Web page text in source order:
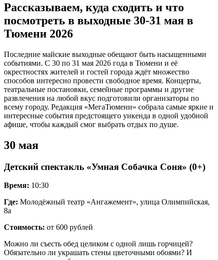
Рассказываем, куда сходить и что
посмотреть в выходные 30-31 мая в
Тюмени 2026
Последние майские выходные обещают быть насыщенными
событиями. С 30 по 31 мая 2026 года в Тюмени и её
окрестностях жителей и гостей города ждёт множество
способов интересно провести свободное время. Концерты,
театральные постановки, семейные программы и другие
развлечения на любой вкус подготовили организаторы по
всему городу. Редакция «МегаТюмени» собрала самые яркие и
интересные события предстоящего уикенда в одной удобной
афише, чтобы каждый смог выбрать отдых по душе.
30 мая
Детский спектакль «Умная Собачка Соня» (0+)
Время: 10:30
Где: Молодёжный театр «Ангажемент», улица Олимпийская,
8а
Стоимость: от 600 рублей
Можно ли съесть обед целиком с одной лишь горчицей?
Обязательно ли украшать стены цветочными обоями? И